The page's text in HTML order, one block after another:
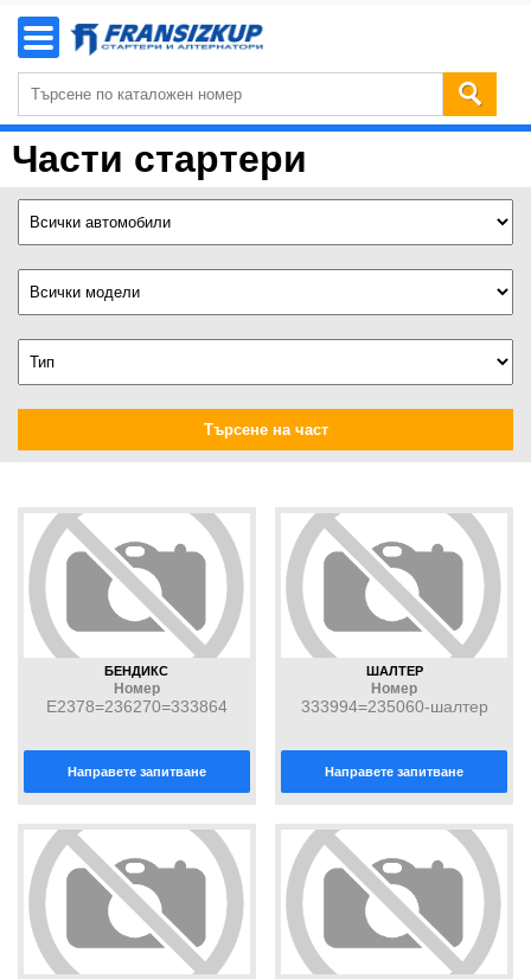
Части стартери
Търсене на част
БЕНДИКС
Номер
E2378=236270=333864
Направете запитване
ШАЛТЕР
Номер
333994=235060-шалтер
Направете запитване